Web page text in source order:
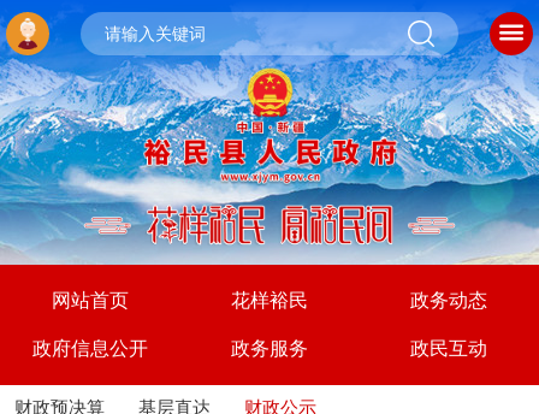
网站首页 花样裕民 政务动态
政府信息公开 政务服务 政民互动
财政预决算 基层直达 财政公示